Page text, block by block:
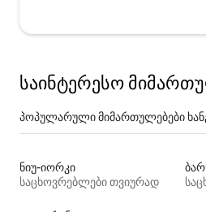
საინტერესო
პოპულარული მიმართულებები
ნიუ-იორკი
საცხოვრებლები თვიურად